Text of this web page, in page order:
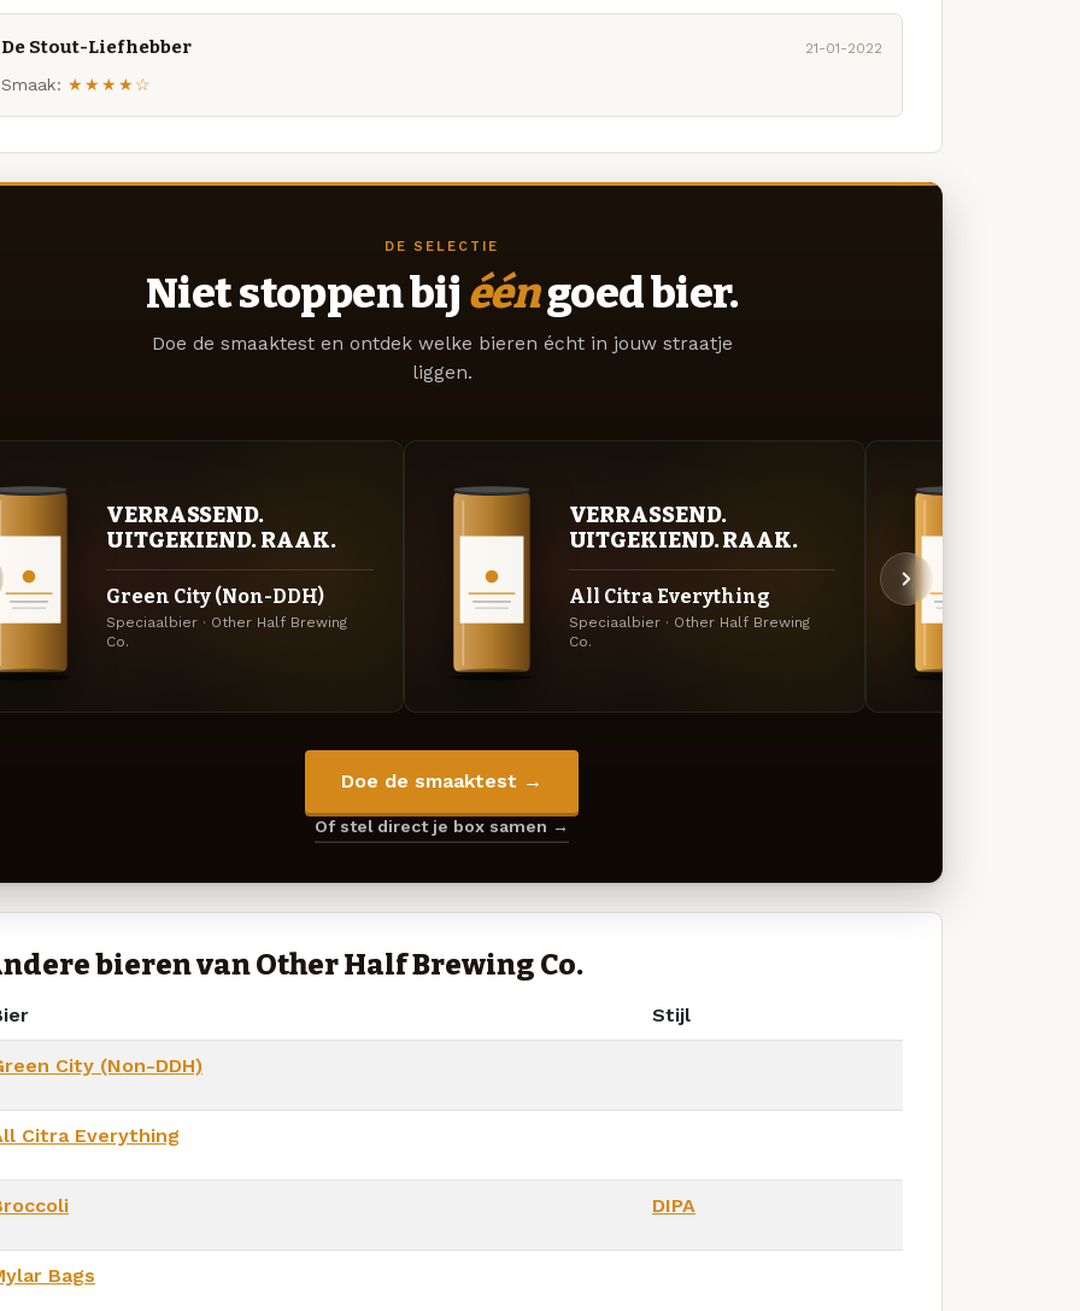
De Stout-Liefhebber 21-01-2022
Smaak: ★★★★☆
DE SELECTIE
Niet stoppen bij ééngoed bier.
Doe de smaaktest en ontdek welke bieren écht in jouw straatje
liggen.
VERRASSEND.
UITGEKIEND. RAAK.
Green City (Non-DDH)
Speciaalbier · Other Half Brewing
Co.
VERRASSEND.
UITGEKIEND. RAAK.
All Citra Everything
Speciaalbier · Other Half Brewing
Co.
Doe de smaaktest →
Of stel direct je box samen →
bieren van Other Half Brewing Co.
Stijl
City (Non-DDH)
Citra Everything
DIPA
Bags